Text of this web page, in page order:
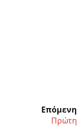
Επόμενη
Πρώτη